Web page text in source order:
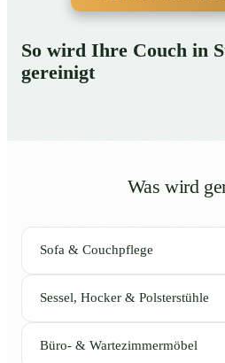
So wird Ihre Couch in
gereinigt
Was wird
Sofa & Couchpflege
Sessel, Hocker & Polsterstühle
Büro- & Wartezimmermöbel